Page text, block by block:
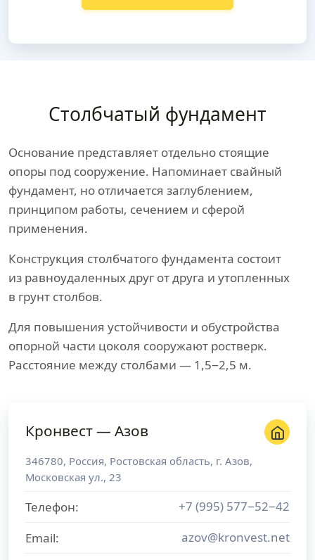
Столбчатый фундамент
Основание представляет отдельно стоящие
опоры под сооружение. Напоминает свайный
фундамент, но отличается заглублением,
принципом работы, сечением и сферой
применения.
Конструкция столбчатого фундамента состоит
из равноудаленных друг от друга и утопленных
в грунт столбов.
Для повышения устойчивости и обустройства
опорной части цоколя сооружают ростверк.
Расстояние между столбами — 1,5−2,5 м.
Кронвест — Азов
346780, Россия, Ростовская область, г. Азов,
Московская ул., 23
Телефон:
+7 (995) 577−52−42
Email:
azov@kronvest.net